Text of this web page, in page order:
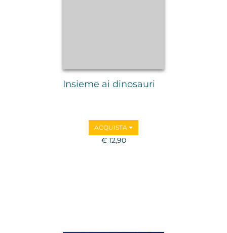
Insieme ai dinosauri
ACQUISTA
€ 12,90